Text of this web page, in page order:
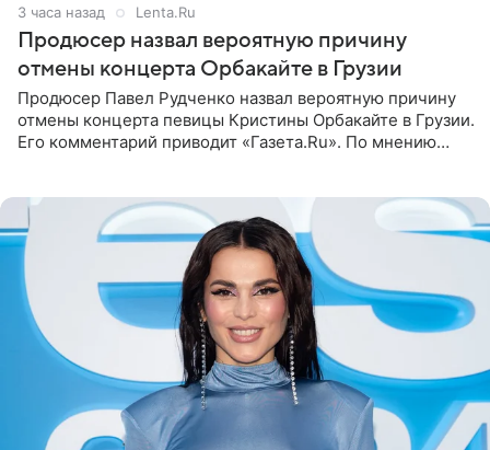
3 часа назад Lenta.Ru
Продюсер назвал вероятную причину
отмены концерта Орбакайте в Грузии
Продюсер Павел Рудченко назвал вероятную причину
отмены концерта певицы Кристины Орбакайте в Грузии.
Его комментарий приводит «Газета.Ru». По мнению